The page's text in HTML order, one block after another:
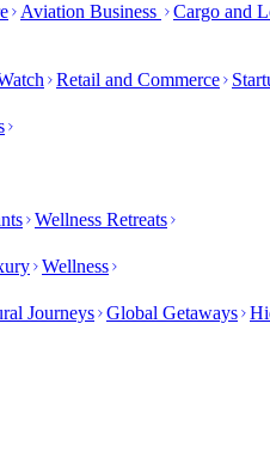
Aviation Business Cargo and
Retail and Commerce
Wellness Retreats
Wellness
Journeys Global Getaways